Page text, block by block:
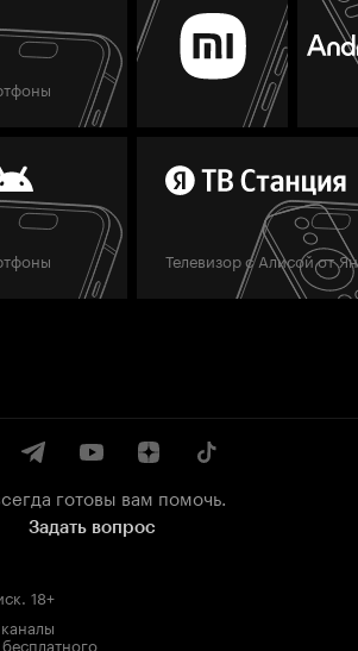
Телевизор с Алисой от
готовы вам помочь.
Задать вопрос
18+